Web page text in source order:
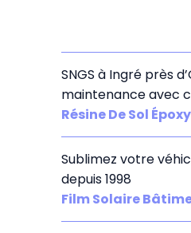
SNGS à Ingré près
maintenance avec
Résine De Sol Époxy
Sublimez votre
depuis 1998
Film Solaire